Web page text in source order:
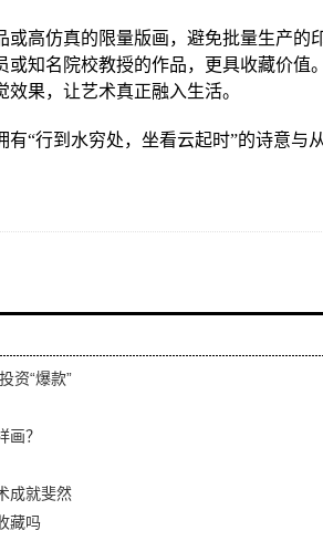
或高仿真的限量版画，避免批量生产的
或知名院校教授的作品，更具收藏价值
果，让艺术真正融入生活。
“行到水穷处，坐看云起时”的诗意与从
资“爆款”
画？
成就斐然
藏吗